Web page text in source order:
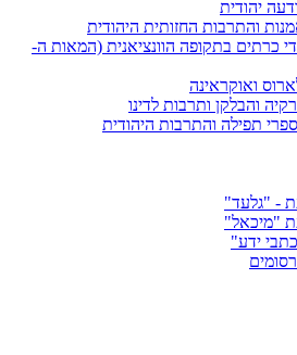
יהודית
והתרבות החזותית היהודית
כרתים בתקופה הוונציאנית (המאות ה-
ואוקראינה
והבלקן ותרבות לדינו
תפילה והתרבות היהודית
- "גלעד"
"מיכאל"
ידע"